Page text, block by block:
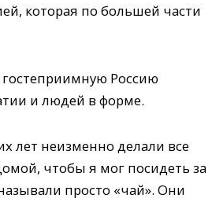
которая по большей части
Россию
и людей в форме.
лет неизменно делали все
чтобы я мог посидеть за
просто «чай». Они